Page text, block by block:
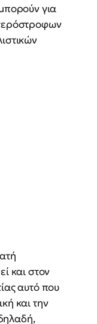
για
και στον
αυτό που
και την